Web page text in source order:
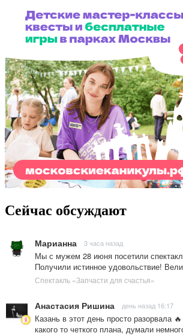
Сейчас обсуждают
Марианна 3 часа назад
Мы с мужем 28 июня посетили
Получили истинное удовольствие!
Спектакль «Запчасти для счастья»
Анастасия Ришина день назад 16:17
Казань в этот день просто разорвала
какого то четкого плана, думали